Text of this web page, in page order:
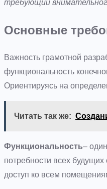
требующий
Основные
Важность грамотной
функциональность
Ориентируясь на
Читать так же:
Функциональность–
потребности всех
доступ ко всем